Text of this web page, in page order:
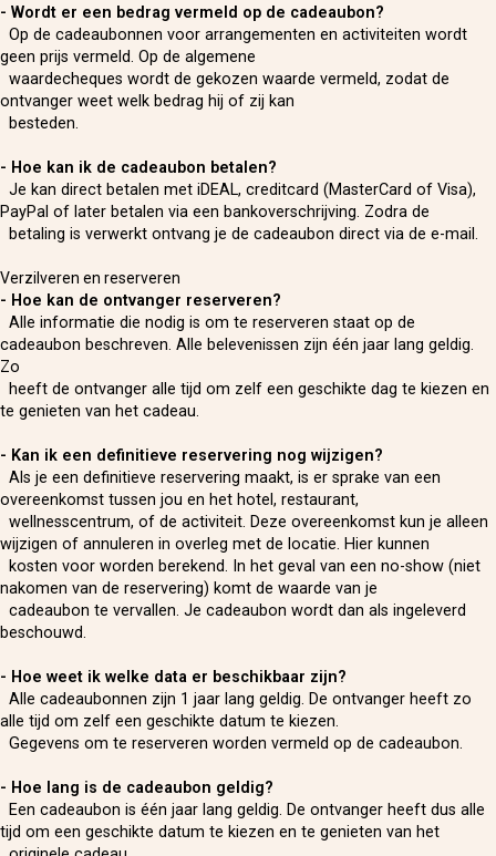
- Wordt er een bedrag vermeld op de cadeaubon?
Op de cadeaubonnen voor arrangementen en activiteiten wordt
geen prijs vermeld. Op de algemene
waardecheques wordt de gekozen waarde vermeld, zodat de
ontvanger weet welk bedrag hij of zij kan
besteden.
- Hoe kan ik de cadeaubon betalen?
Je kan direct betalen met iDEAL, creditcard (MasterCard of Visa),
PayPal of later betalen via een bankoverschrijving. Zodra de
betaling is verwerkt ontvang je de cadeaubon direct via de e-mail.
Verzilveren en reserveren
- Hoe kan de ontvanger reserveren?
Alle informatie die nodig is om te reserveren staat op de
cadeaubon beschreven. Alle belevenissen zijn één jaar lang geldig.
Zo
heeft de ontvanger alle tijd om zelf een geschikte dag te kiezen en
te genieten van het cadeau.
- Kan ik een definitieve reservering nog wijzigen?
Als je een definitieve reservering maakt, is er sprake van een
overeenkomst tussen jou en het hotel, restaurant,
wellnesscentrum, of de activiteit. Deze overeenkomst kun je alleen
wijzigen of annuleren in overleg met de locatie. Hier kunnen
kosten voor worden berekend. In het geval van een no-show (niet
nakomen van de reservering) komt de waarde van je
cadeaubon te vervallen. Je cadeaubon wordt dan als ingeleverd
beschouwd.
- Hoe weet ik welke data er beschikbaar zijn?
Alle cadeaubonnen zijn 1 jaar lang geldig. De ontvanger heeft zo
alle tijd om zelf een geschikte datum te kiezen.
Gegevens om te reserveren worden vermeld op de cadeaubon.
- Hoe lang is de cadeaubon geldig?
Een cadeaubon is één jaar lang geldig. De ontvanger heeft dus alle
tijd om een geschikte datum te kiezen en te genieten van het